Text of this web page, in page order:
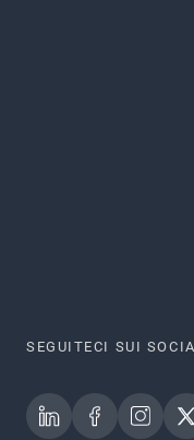
SEGUITECI SUI